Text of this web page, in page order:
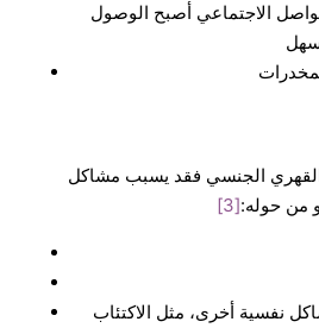
الاجتماعي أصبح الوصول
القهري الجنسي فقد يسبب مشاكل
من حوله:[3]
نفسية أخرى، مثل الاكتئاب